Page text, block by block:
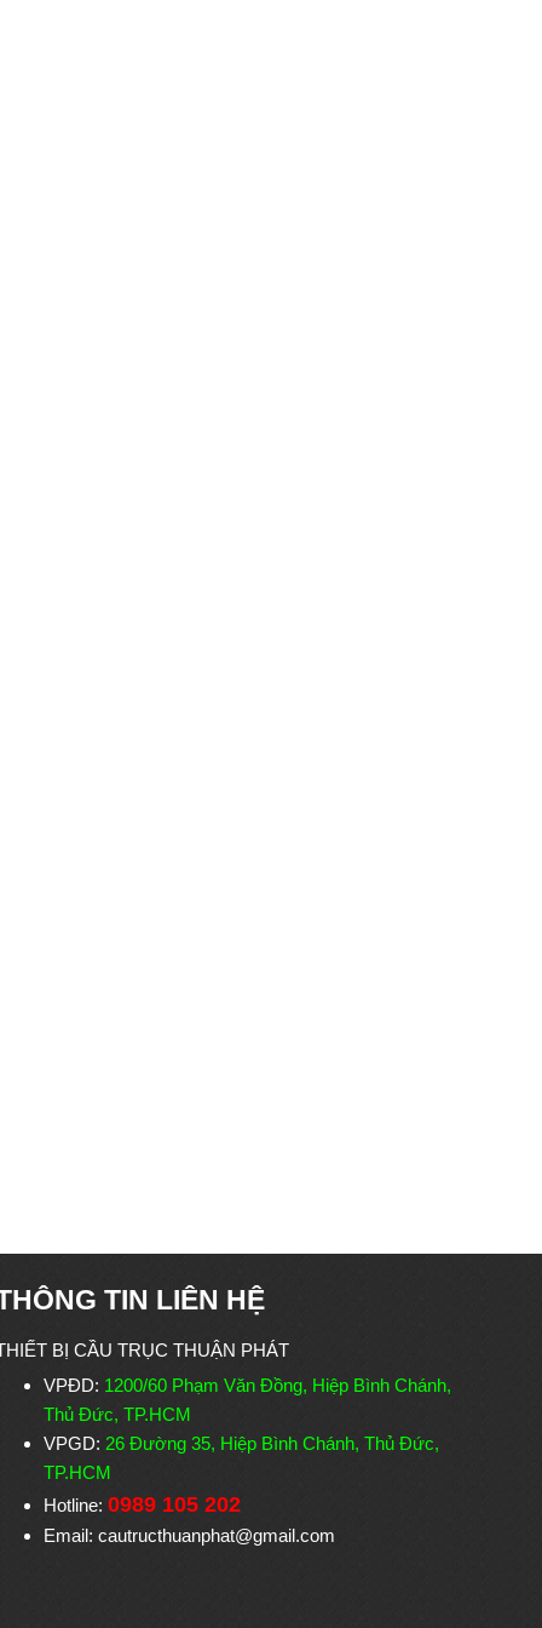
TIN LIÊN HỆ
BỊ CẦU TRỤC THUẬN PHÁT
VPĐD: 1200/60 Phạm Văn Đồng, Hiệp Bình Chánh,
Thủ Đức, TP.HCM
VPGD: 26 Đường 35, Hiệp Bình Chánh, Thủ Đức,
TP.HCM
Hotline: 0989 105 202
Email: cautructhuanphat@gmail.com